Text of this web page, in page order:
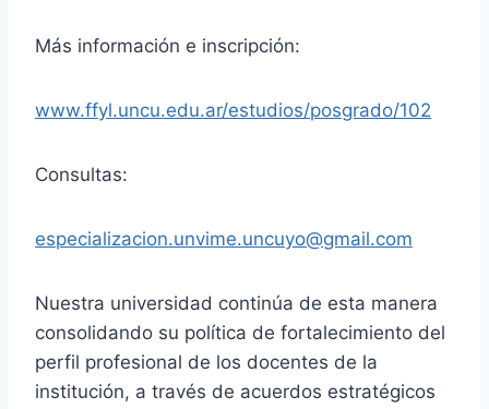
Más información e inscripción:
www.ffyl.uncu.edu.ar/estudios/posgrado/102
Consultas:
especializacion.unvime.uncuyo@gmail.com
Nuestra universidad continúa de esta manera
consolidando su política de fortalecimiento del
perfil profesional de los docentes de la
institución, a través de acuerdos estratégicos